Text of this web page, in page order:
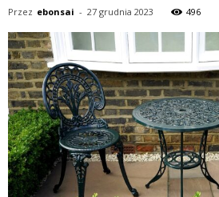
Przez ebonsai - 27 grudnia 2023 496